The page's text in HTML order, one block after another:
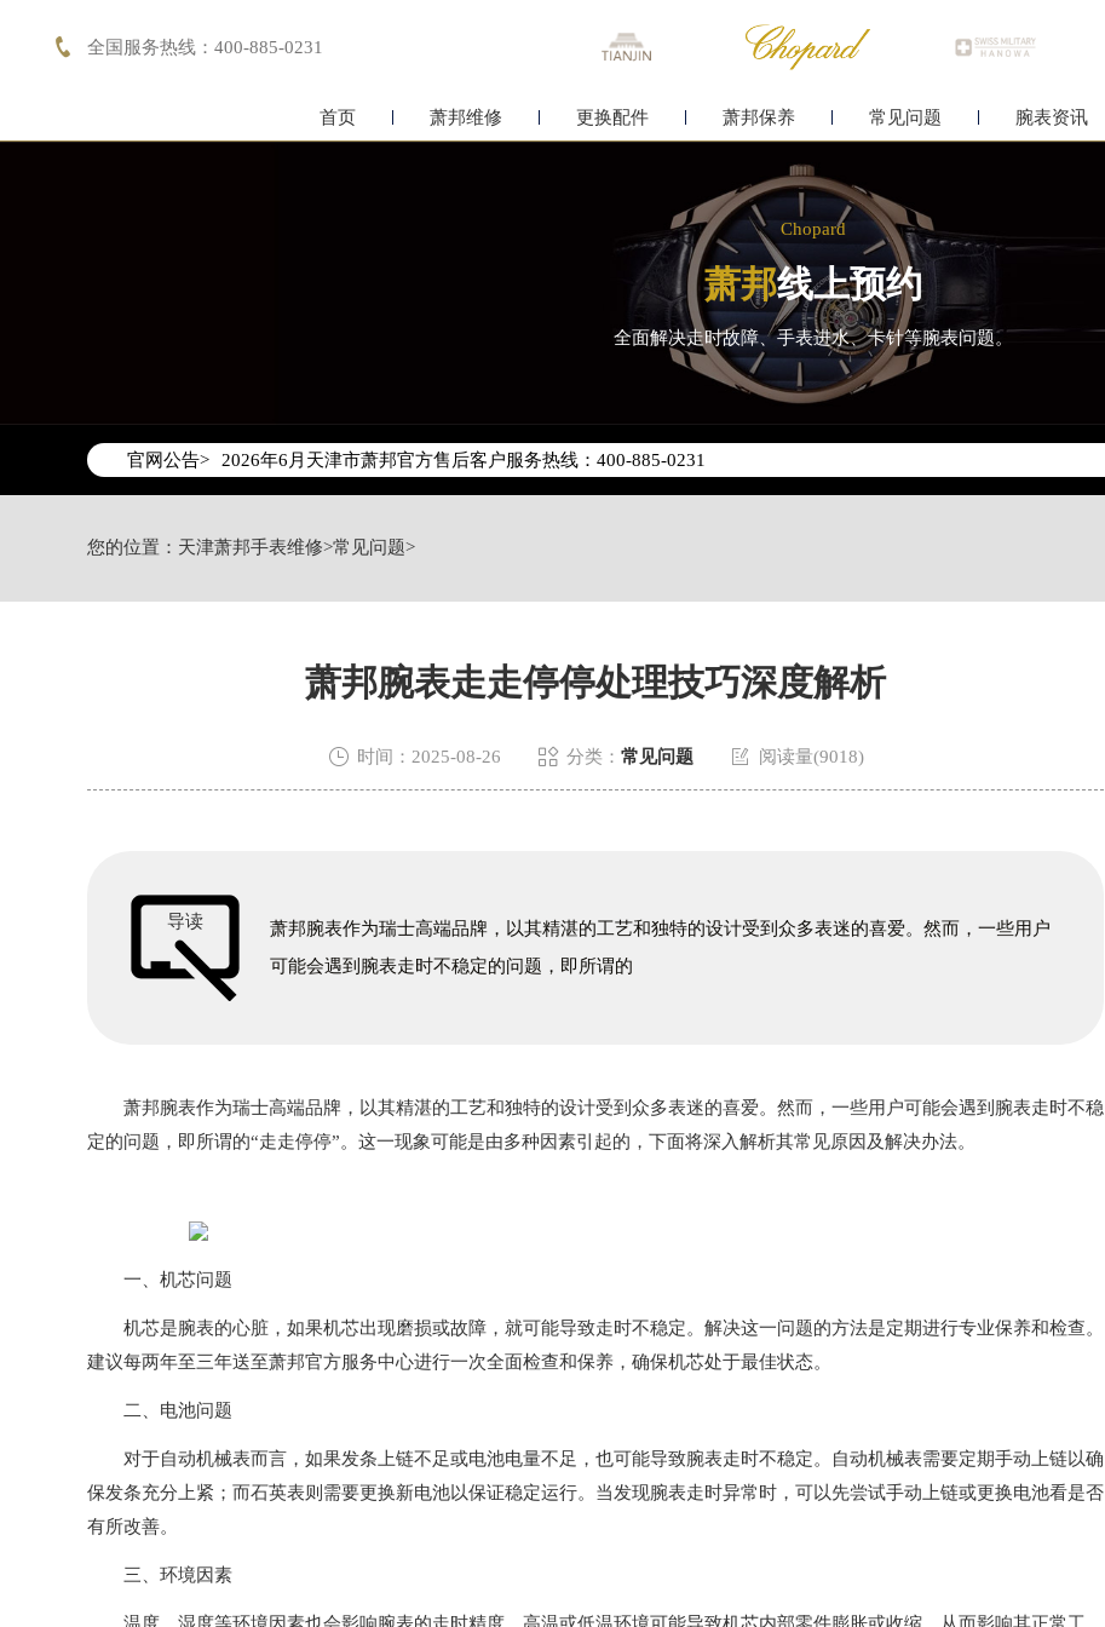
 全国服务热线：400-885-0231
首页 萧邦维修 更换配件 萧邦保养 常见问题 腕表资讯
Chopard
萧邦线上预约
全面解决走时故障、手表进水、卡针等腕表问题。
官网公告>
2026年6月天津市萧邦官方售后客户服务热线：400-885-0231
2026年6月萧邦售后服务中心最新网点地址：
天津市和平区赤峰道136号天津国际金融中心写字楼26层2603室（需提前预约）
节假日正常营业！
您的位置： 天津萧邦手表维修>常见问题>
萧邦腕表走走停停处理技巧深度解析
 时间：2025-08-26  分类： 常见问题  阅读量(9018)
导读
萧邦腕表作为瑞士高端品牌，以其精湛的工艺和独特的设计受到众多表迷的喜爱。然而，一些用户
可能会遇到腕表走时不稳定的问题，即所谓的
萧邦腕表作为瑞士高端品牌，以其精湛的工艺和独特的设计受到众多表迷的喜爱。然而，一些用户可能会遇到腕表走时不稳
定的问题，即所谓的“走走停停”。这一现象可能是由多种因素引起的，下面将深入解析其常见原因及解决办法。
一、机芯问题
机芯是腕表的心脏，如果机芯出现磨损或故障，就可能导致走时不稳定。解决这一问题的方法是定期进行专业保养和检查。
建议每两年至三年送至萧邦官方服务中心进行一次全面检查和保养，确保机芯处于最佳状态。
二、电池问题
对于自动机械表而言，如果发条上链不足或电池电量不足，也可能导致腕表走时不稳定。自动机械表需要定期手动上链以确
保发条充分上紧；而石英表则需要更换新电池以保证稳定运行。当发现腕表走时异常时，可以先尝试手动上链或更换电池看是否
有所改善。
三、环境因素
温度、湿度等环境因素也会影响腕表的走时精度。高温或低温环境可能导致机芯内部零件膨胀或收缩，从而影响其正常工